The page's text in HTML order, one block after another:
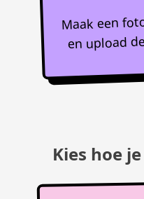
Maak een
en upload
Kies hoe